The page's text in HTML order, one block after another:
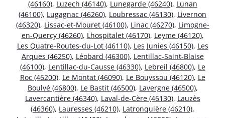
(46160), Luzech (46140), Lunegarde (46240), Lunan
(46100), Lugagnac (46260), Loubressac (46130), Livernon
(46320), Lissac-et-Mouret (46100), Linac (46270), Limogne-
en-Quercy (46260), Lhospitalet (46170), Leyme (46120),
Les Quatre-Routes-du-Lot (46110), Les Junies (46150), Les
Arques (46250), Léobard (46300), Lentillac-Saint-Blaise
(46100), Lentillac-du-Causse (46330), Lebreil (46800), Le
Roc (46200), Le Montat (46090), Le Bouyssou (46120), Le
Boulvé (46800), Le Bastit (46500), Lavergne (46500),
Lavercantière (46340), Laval-de-Cère (46130), Lauzès
(46360), Lauresses (46210), Latronquière (46210),